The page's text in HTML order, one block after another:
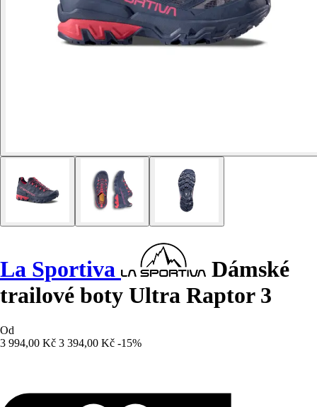
La Sportiva
Dámské
trailové boty Ultra Raptor 3
Od
3 994,00 Kč 3 394,00 Kč -15%